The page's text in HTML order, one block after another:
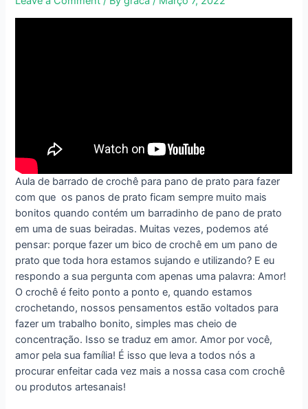
Aula de barrado de crochê para pano de prato para fazer
com queos panos de prato ficam sempre muito mais
bonitos quando contém um barradinho de pano de prato
em uma de suas beiradas. Muitas vezes, podemos até
pensar: porque fazer um bico de crochê em um pano de
prato que toda hora estamos sujando e utilizando? E eu
respondo a sua pergunta com apenas uma palavra: Amor!
O crochê é feito ponto a ponto e, quando estamos
crochetando, nossos pensamentos estão voltados para
fazer um trabalho bonito, simples mas cheio de
concentração. Isso se traduz em amor. Amor por você,
amor pela sua família! É isso que leva a todos nós a
procurar enfeitar cada vez mais a nossa casa com crochê
ou produtos artesanais!